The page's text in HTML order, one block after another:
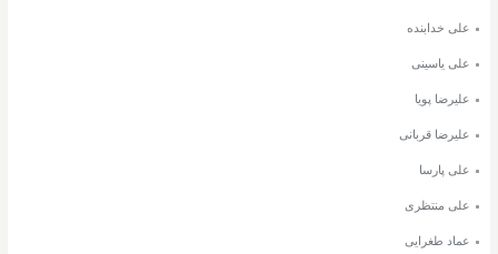
علی خدابنده
علی یاسینی
علیرضا پویا
علیرضا قربانی
علی پارسا
علی منتظری
عماد طغرایی